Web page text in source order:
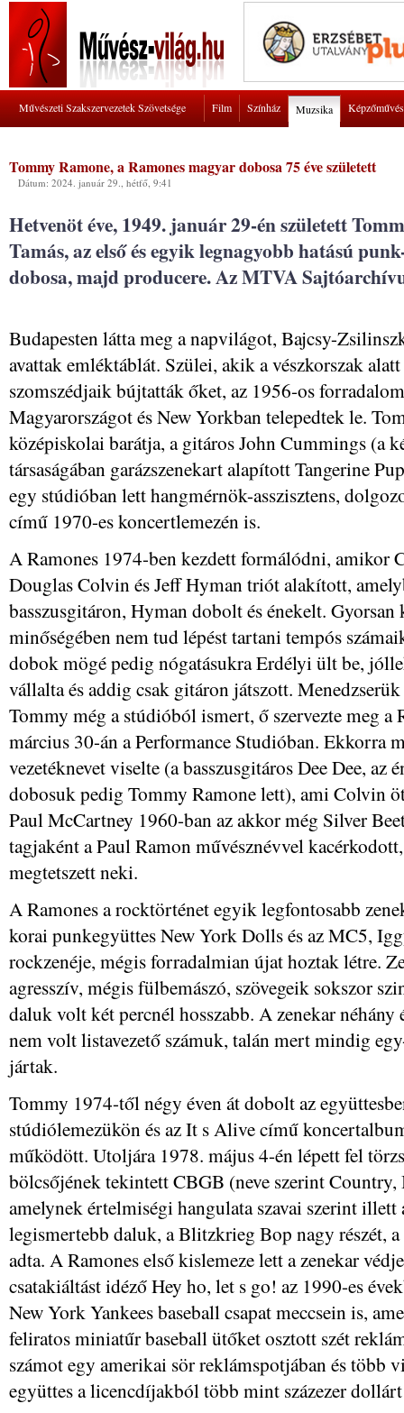
Művészeti Szakszervezetek Szövetsége Film Színház Muzsika
Tommy Ramone, a Ramones magyar dobosa 75 éve született
Dátum: 2024. január 29., hétfő, 9:41
Hetvenöt éve, 1949. január 29-én született
Tamás, az első és egyik legnagyobb hatású
dobosa, majd producere. Az MTVA
Budapesten látta meg a napvilágot, Bajcsy-
avattak emléktáblát. Szülei, akik a vészkorszak
szomszédjaik bújtatták őket, az 1956-os
Magyarországot és New Yorkban telepedtek le.
középiskolai barátja, a gitáros John Cummings (a
társaságában garázszenekart alapított Tangerine
egy stúdióban lett hangmérnök-asszisztens,
című 1970-es koncertlemezén is.
A Ramones 1974-ben kezdett formálódni, amikor
Douglas Colvin és Jeff Hyman triót alakított,
basszusgitáron, Hyman dobolt és énekelt.
minőségében nem tud lépést tartani tempós
dobok mögé pedig nógatásukra Erdélyi ült be,
vállalta és addig csak gitáron játszott.
Tommy még a stúdióból ismert, ő szervezte meg a
március 30-án a Performance Studióban. Ekkorra
vezetéknevet viselte (a basszusgitáros Dee Dee, az
dobosuk pedig Tommy Ramone lett), ami Colvin
Paul McCartney 1960-ban az akkor még Silver
tagjaként a Paul Ramon művésznévvel
megtetszett neki.
A Ramones a rocktörténet egyik legfontosabb
korai punkegyüttes New York Dolls és az MC5,
rockzenéje, mégis forradalmian újat hoztak létre.
agresszív, mégis fülbemászó, szövegeik sokszor
daluk volt két percnél hosszabb. A zenekar néhány
nem volt listavezető számuk, talán mert mindig
jártak.
Tommy 1974-től négy éven át dobolt az
stúdiólemezükön és az It s Alive című
működött. Utoljára 1978. május 4-én lépett fel
bölcsőjének tekintett CBGB (neve szerint
amelynek értelmiségi hangulata szavai szerint
legismertebb daluk, a Blitzkrieg Bop nagy részét, a
adta. A Ramones első kislemeze lett a zenekar
csatakiáltást idéző Hey ho, let s go! az 1990-es
New York Yankees baseball csapat meccsein is,
feliratos miniatűr baseball ütőket osztott szét
számot egy amerikai sör reklámspotjában és több
együttes a licencdíjakból több mint százezer